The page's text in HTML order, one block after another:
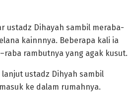
ustadz Dihayah sambil meraba-
kainnnya. Beberapa kali ia
rambutnya yang agak kusut.
lanjut ustadz Dihyah sambil
ke dalam rumahnya.